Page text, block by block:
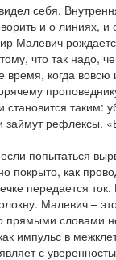
себя.
и о линиях,
Малевич
что так надо,
время, когда
таким:
займут рефлексы.
попытаться
покрыто, как
передается
Малевич –
прямыми словами
импульс в
с